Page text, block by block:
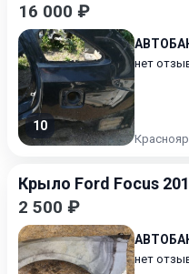
16 000 ₽
10
нет
Крыло Ford Focus
2 500 ₽
нет